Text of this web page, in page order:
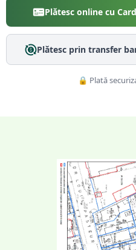
Plătesc online cu
Plătesc prin transfer
🔒 Plată